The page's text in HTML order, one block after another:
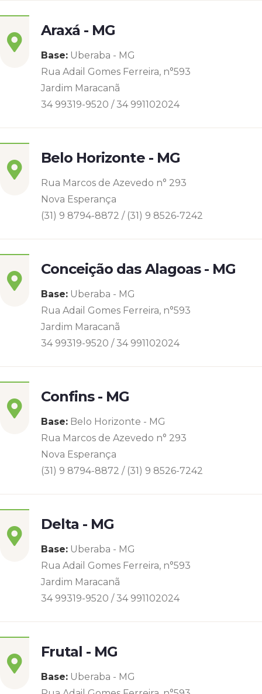
Araxá - MG
Base: Uberaba - MG
Rua Adail Gomes Ferreira, n°593
Jardim Maracanã
34 99319-9520 / 34 991102024
Belo Horizonte - MG
Rua Marcos de Azevedo n° 293
Nova Esperança
(31) 9 8794-8872 / (31) 9 8526-7242
Conceição das Alagoas - MG
Base: Uberaba - MG
Rua Adail Gomes Ferreira, n°593
Jardim Maracanã
34 99319-9520 / 34 991102024
Confins - MG
Base: Belo Horizonte - MG
Rua Marcos de Azevedo n° 293
Nova Esperança
(31) 9 8794-8872 / (31) 9 8526-7242
Delta - MG
Base: Uberaba - MG
Rua Adail Gomes Ferreira, n°593
Jardim Maracanã
34 99319-9520 / 34 991102024
Frutal - MG
Base: Uberaba - MG